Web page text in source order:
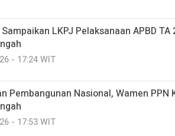
LKPJ Pelaksanaan APBD TA
- 17:24 WIT
Pembangunan Nasional, Wamen PPN
- 17:53 WIT